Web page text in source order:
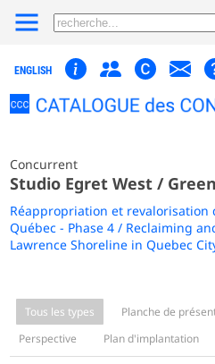
ENGLISH
Concurrent
Studio Egret West /
Réappropriation et
Québec - Phase 4 / Reclaiming
Lawrence Shoreline in Quebec
Tous les types Planche de
Perspective
Plan d'implantation